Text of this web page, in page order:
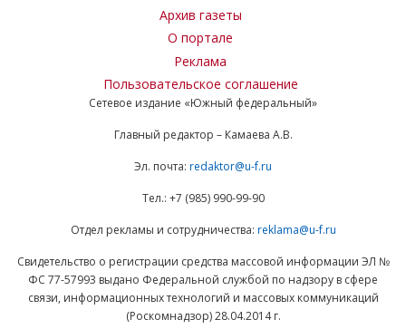
Архив газеты
О портале
Реклама
Пользовательское соглашение
Сетевое издание «Южный федеральный»
Главный редактор – Камаева А.В.
Эл. почта: redaktor@u-f.ru
Тел.: +7 (985) 990-99-90
Отдел рекламы и сотрудничества: reklama@u-f.ru
Свидетельство о регистрации средства массовой информации ЭЛ №
ФС 77-57993 выдано Федеральной службой по надзору в сфере
связи, информационных технологий и массовых коммуникаций
(Роскомнадзор) 28.04.2014 г.